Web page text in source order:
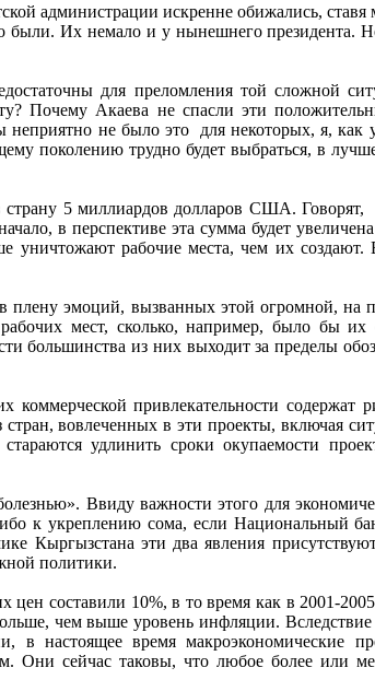
администрации искренне обижались,
были. Их немало и у нынешнего президента.
для преломления той сложной
Почему Акаева не спасли эти
не было это для некоторых, я, как
поколению трудно будет выбраться, в
страну 5 миллиардов долларов США.
в перспективе эта сумма будет
рабочие места, чем их
плену эмоций, вызванных этой огромной, на
мест, сколько, например, было бы
большинства из них выходит за пределы
привлекательности содержат
вовлеченных в эти проекты, включая
удлинить сроки окупаемости
Ввиду важности этого для
к укреплению сома, если Национальный
эти два явления
политики.
цен составили 10%, в то время как в 2001-
чем выше уровень инфляции. Вследствие
в настоящее время макроэкономические
Они сейчас таковы, что любое более или